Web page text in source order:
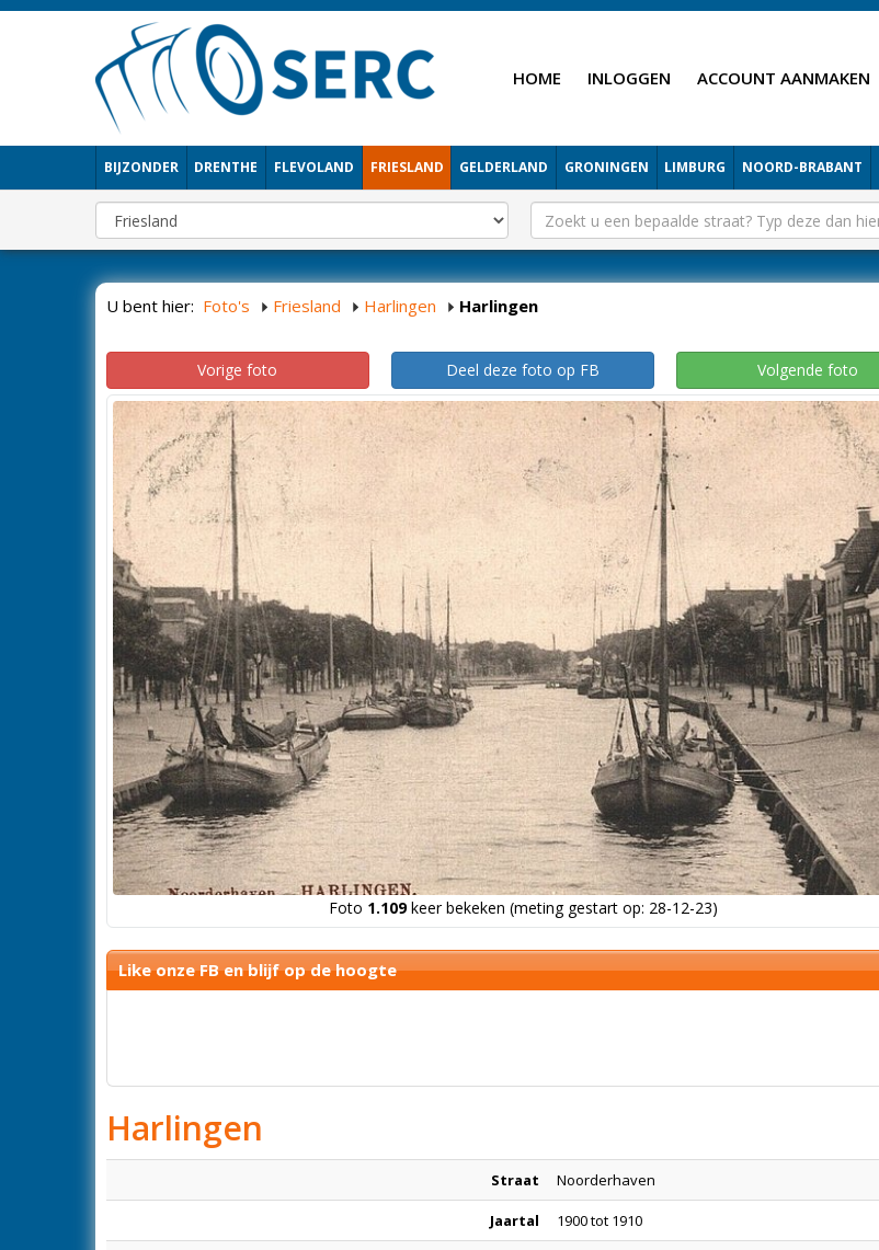
HOME INLOGGEN ACCOUNT AANMAKEN
BIJZONDER DRENTHE FLEVOLAND FRIESLAND GELDERLAND GRONINGEN LIMBURG NOORD-BRABANT
U bent hier: Foto's Friesland Harlingen Harlingen
Vorige foto Deel deze foto op FB Volgende foto
Foto 1.109keer bekeken (meting gestart op: 28-12-23)
Like onze FB en blijf op de hoogte
Harlingen
Straat Noorderhaven
Jaartal 1900 tot 1910